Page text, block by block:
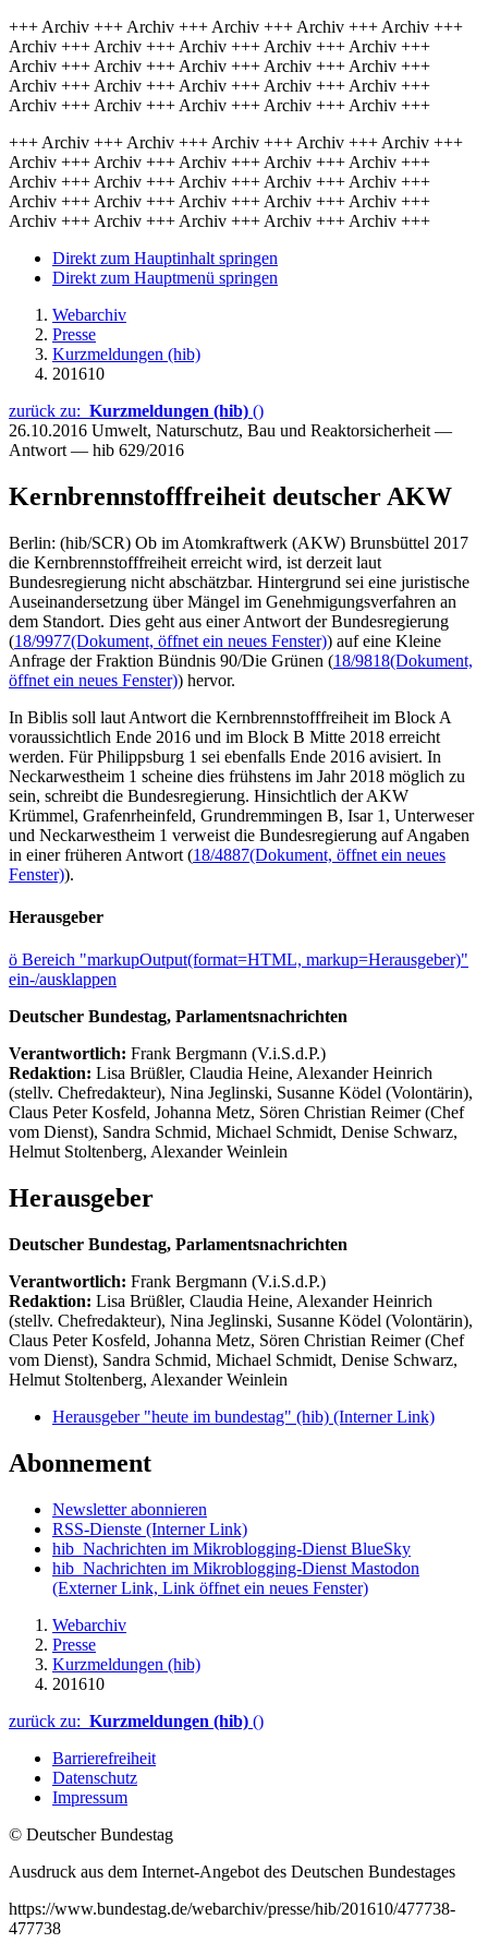
+++ Archiv +++ Archiv +++ Archiv +++ Archiv +++ Archiv +++
Archiv +++ Archiv +++ Archiv +++ Archiv +++ Archiv +++
Archiv +++ Archiv +++ Archiv +++ Archiv +++ Archiv +++
Archiv +++ Archiv +++ Archiv +++ Archiv +++ Archiv +++
Archiv +++ Archiv +++ Archiv +++ Archiv +++ Archiv +++
+++ Archiv +++ Archiv +++ Archiv +++ Archiv +++ Archiv +++
Archiv +++ Archiv +++ Archiv +++ Archiv +++ Archiv +++
Archiv +++ Archiv +++ Archiv +++ Archiv +++ Archiv +++
Archiv +++ Archiv +++ Archiv +++ Archiv +++ Archiv +++
Archiv +++ Archiv +++ Archiv +++ Archiv +++ Archiv +++
Direkt zum Hauptinhalt springen
Direkt zum Hauptmenü springen
Webarchiv
Presse
Kurzmeldungen (hib)
201610
zurück zu: Kurzmeldungen (hib) ()
26.10.2016 Umwelt, Naturschutz, Bau und Reaktorsicherheit —
Antwort — hib 629/2016
Kernbrennstofffreiheit deutscher AKW
Berlin: (hib/SCR) Ob im Atomkraftwerk (AKW) Brunsbüttel 2017
die Kernbrennstofffreiheit erreicht wird, ist derzeit laut
Bundesregierung nicht abschätzbar. Hintergrund sei eine juristische
Auseinandersetzung über Mängel im Genehmigungsverfahren an
dem Standort. Dies geht aus einer Antwort der Bundesregierung
(18/9977(Dokument, öffnet ein neues Fenster)) auf eine Kleine
Anfrage der Fraktion Bündnis 90/Die Grünen (18/9818(Dokument,
öffnet ein neues Fenster)) hervor.
In Biblis soll laut Antwort die Kernbrennstofffreiheit im Block A
voraussichtlich Ende 2016 und im Block B Mitte 2018 erreicht
werden. Für Philippsburg 1 sei ebenfalls Ende 2016 avisiert. In
Neckarwestheim 1 scheine dies frühstens im Jahr 2018 möglich zu
sein, schreibt die Bundesregierung. Hinsichtlich der AKW
Krümmel, Grafenrheinfeld, Grundremmingen B, Isar 1, Unterweser
und Neckarwestheim 1 verweist die Bundesregierung auf Angaben
in einer früheren Antwort (18/4887(Dokument, öffnet ein neues
Fenster)).
Herausgeber
ö Bereich "markupOutput(format=HTML, markup=Herausgeber)"
ein-/ausklappen
Deutscher Bundestag, Parlamentsnachrichten
Verantwortlich: Frank Bergmann (V.i.S.d.P.)
Redaktion: Lisa Brüßler, Claudia Heine, Alexander Heinrich
(stellv. Chefredakteur), Nina Jeglinski, Susanne Ködel (Volontärin),
Claus Peter Kosfeld, Johanna Metz, Sören Christian Reimer (Chef
vom Dienst), Sandra Schmid, Michael Schmidt, Denise Schwarz,
Helmut Stoltenberg, Alexander Weinlein
Herausgeber
Deutscher Bundestag, Parlamentsnachrichten
Verantwortlich: Frank Bergmann (V.i.S.d.P.)
Redaktion: Lisa Brüßler, Claudia Heine, Alexander Heinrich
(stellv. Chefredakteur), Nina Jeglinski, Susanne Ködel (Volontärin),
Claus Peter Kosfeld, Johanna Metz, Sören Christian Reimer (Chef
vom Dienst), Sandra Schmid, Michael Schmidt, Denise Schwarz,
Helmut Stoltenberg, Alexander Weinlein
Herausgeber "heute im bundestag" (hib) (Interner Link)
Abonnement
Newsletter abonnieren
RSS-Dienste (Interner Link)
hib_Nachrichten im Mikroblogging-Dienst BlueSky
hib_Nachrichten im Mikroblogging-Dienst Mastodon
(Externer Link, Link öffnet ein neues Fenster)
Webarchiv
Presse
Kurzmeldungen (hib)
201610
zurück zu: Kurzmeldungen (hib) ()
Barrierefreiheit
Datenschutz
Impressum
© Deutscher Bundestag
Ausdruck aus dem Internet-Angebot des Deutschen Bundestages
https://www.bundestag.de/webarchiv/presse/hib/201610/477738-
477738